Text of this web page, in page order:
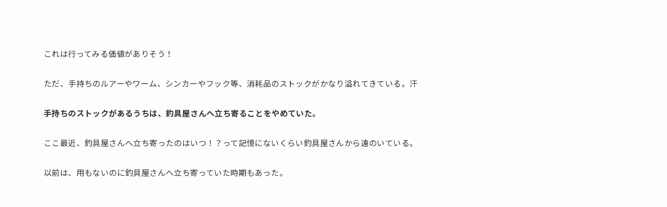
これは行ってみる価値がありそう！
ただ、手持ちのルアーやワーム、シンカーやフック等、消耗品のストックがかなり溢れてきている。汗
手持ちのストックがあるうちは、釣具屋さんへ立ち寄ることをやめていた。
ここ最近、釣具屋さんへ立ち寄ったのはいつ！？って記憶にないくらい釣具屋さんから遠のいている。
以前は、用もないのに釣具屋さんへ立ち寄っていた時期もあった。